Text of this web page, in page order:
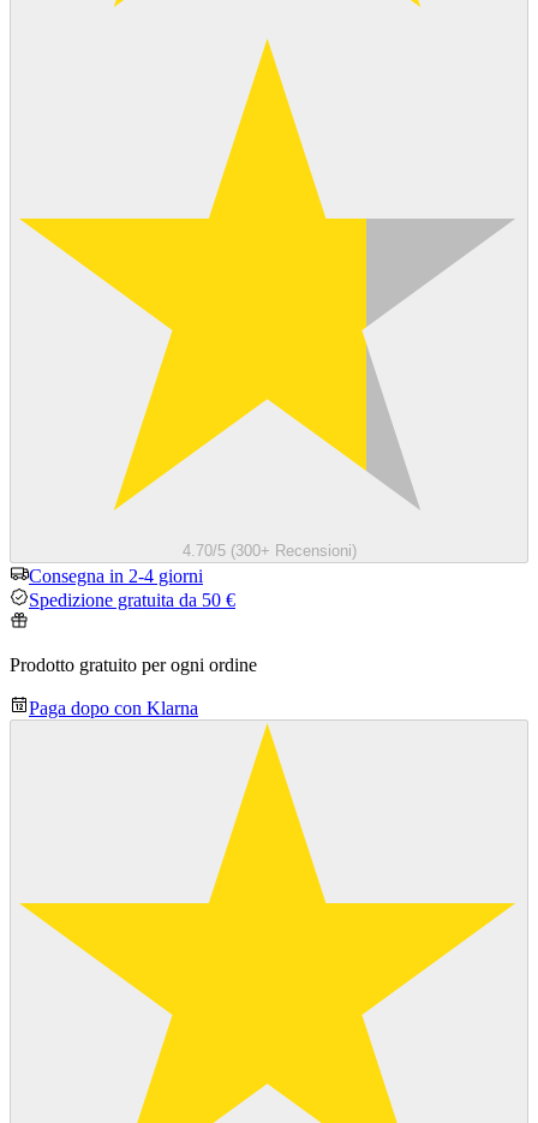
4.70/5 (300+ Recensioni)
Consegna in 2-4 giorni
Spedizione gratuita da 50 €
Prodotto gratuito per ogni ordine
Paga dopo con Klarna